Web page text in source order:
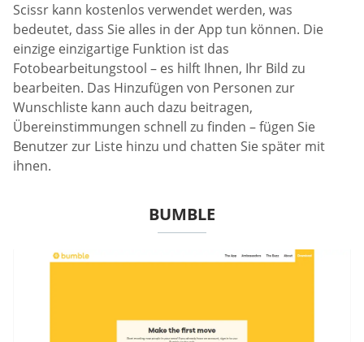
Scissr kann kostenlos verwendet werden, was
bedeutet, dass Sie alles in der App tun können. Die
einzige einzigartige Funktion ist das
Fotobearbeitungstool – es hilft Ihnen, Ihr Bild zu
bearbeiten. Das Hinzufügen von Personen zur
Wunschliste kann auch dazu beitragen,
Übereinstimmungen schnell zu finden – fügen Sie
Benutzer zur Liste hinzu und chatten Sie später mit
ihnen.
BUMBLE